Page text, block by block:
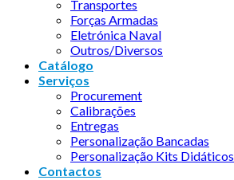
Transportes
Forças Armadas
Eletrónica Naval
Outros/Diversos
Catálogo
Serviços
Procurement
Calibrações
Entregas
Personalização Bancadas
Personalização Kits Didáticos
Contactos